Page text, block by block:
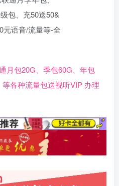
月包20G、季包60G、年包
各种流量包送视听VIP 办理